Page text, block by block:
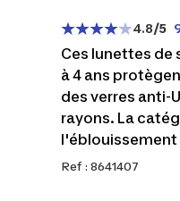
4.8/5
Ces lunettes de
à 4 ans
des verres anti-
rayons. La
l'éblouissement
Ref : 8641407